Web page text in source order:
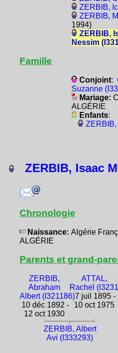
ZERBIB,
ZERBIB,
1994)
ZERBIB,
Nessim
Famille
Conjoint:
Suzanne
Mariage:
ALGÉRIE
Enfants:
ZERBIB,
ZERBIB, Isaac
Chronologie
Naissance: Algérie
ALGÉRIE
Parents et grand-
ZERBIB,
Abraham
Albert (I321186)
10 déc 1892 -
12 oct 1930
ATTAL,
Rachel
7 juil 1895 -
10 oct 1975
ZERBIB, Albert
Avi (I333293)